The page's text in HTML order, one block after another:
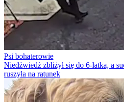
Psi bohaterowie
Niedźwiedź zbliżył się do 6-latka, a
ruszyła na ratunek